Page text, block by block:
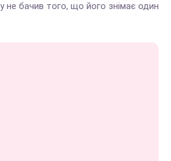
не бачив того, що його знімає один